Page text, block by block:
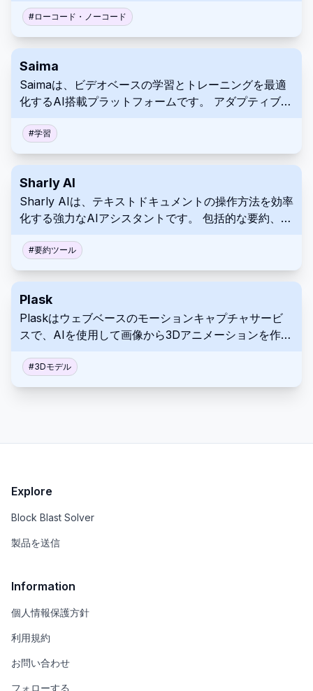
ログラミングなしで自動化されたワークフローとAIエ
ージェントを作成できます。 このプラットフォーム
るさまざまなセクターのユーザー向けに設計されてい
ます。
#ローコード・ノーコード
Saima
Saimaは、ビデオベースの学習とトレーニングを最適
化するAI搭載プラットフォームです。 アダプティブ再
学習管理システム（LMS）とシームレスに統合しま
す。 Saimaを使用して、学習を改善し、教育ビデオの
促進します。
#学習
Sharly AI
Sharly AIは、テキストドキュメントの操作方法を効率
化する強力なAIアシスタントです。 包括的な要約、質
決定を迅速化し、ワークフローを最適化します。
#要約ツール
Plask
Plaskはウェブベースのモーションキャプチャサービ
スで、AIを使用して画像から3Dアニメーションを作成
めのアクセス可能なプラットフォームを提供します。
これは、ブラウザ内で直接、リアルでアニメスタイル
#3Dモデル
Explore
Block Blast Solver
製品を送信
Information
個人情報保護方針
利用規約
お問い合わせ
フォローする